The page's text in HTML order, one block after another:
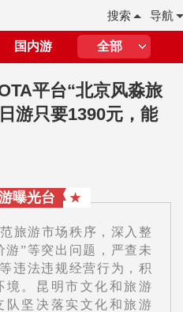
导航
搜索
国内游 全部
平台“北京风淼旅
游只要1390元，能
曝光台 ★
旅游市场秩序，深入整
游”等突出问题，严查未
违法违规经营行为，积
境。昆明市文化和旅游
队坚决落实文化和旅游